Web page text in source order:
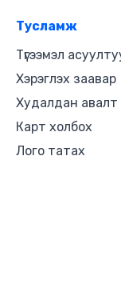
Тусламж
Түгээмэл
Хэрэглэх заавар
Худалдан авалт
Карт холбох
Лого татах